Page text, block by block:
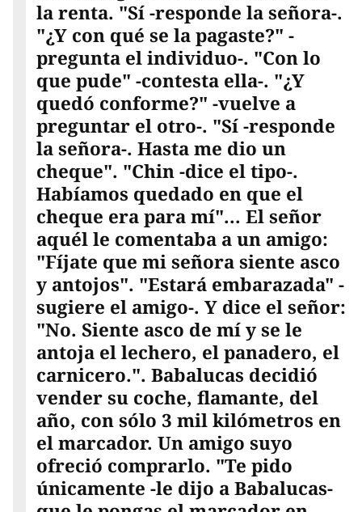
la renta. "Sí -responde la señora-.
"¿Y con qué se la pagaste?" -
pregunta el individuo-. "Con lo
que pude" -contesta ella-. "¿Y
quedó conforme?" -vuelve a
preguntar el otro-. "Sí -responde
la señora-. Hasta me dio un
cheque". "Chin -dice el tipo-.
Habíamos quedado en que el
cheque era para mí"... El señor
aquél le comentaba a un amigo:
"Fíjate que mi señora siente asco
y antojos". "Estará embarazada" -
sugiere el amigo-. Y dice el señor:
"No. Siente asco de mí y se le
antoja el lechero, el panadero, el
carnicero.". Babalucas decidió
vender su coche, flamante, del
año, con sólo 3 mil kilómetros en
el marcador. Un amigo suyo
ofreció comprarlo. "Te pido
únicamente -le dijo a Babalucas-